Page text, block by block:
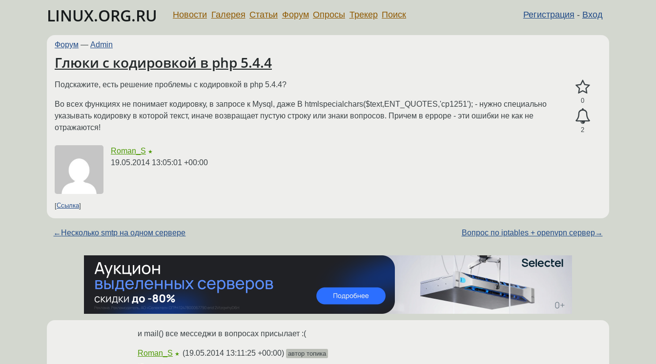
LINUX.ORG.RU Регистрация - Вход
Новости Галерея Статьи Форум Опросы Трекер Поиск
Форум — Admin
Глюки с кодировкой в php 5.4.4
0
2
Подскажите, есть решение проблемы с кодировкой в php 5.4.4?
Во всех функциях не понимает кодировку, в запросе к Mysql, даже В htmlspecialchars($text,ENT_QUOTES,'cp1251'); - нужно специально
указывать кодировку в которой текст, иначе возвращает пустую строку или знаки вопросов. Причем в ерроре - эти ошибки не как не
отражаются!
Roman_S ★
19.05.2014 13:05:01 +00:00
Ссылка
← Несколько smtp на одном сервере Вопрос по iptables + openvpn сервер→
и mail() все месседжи в вопросах присылает :(
Roman_S ★ (19.05.2014 13:11:25 +00:00) автор топика